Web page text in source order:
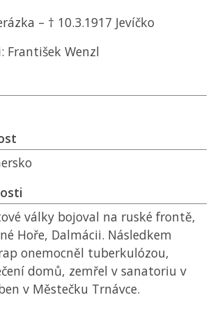
– † 10.3.1917 Jevíčko
František Wenzl
války bojoval na ruské frontě,
Hoře, Dalmácii. Následkem
onemocněl tuberkulózou,
domů, zemřel v sanatoriu v
v Městečku Trnávce.